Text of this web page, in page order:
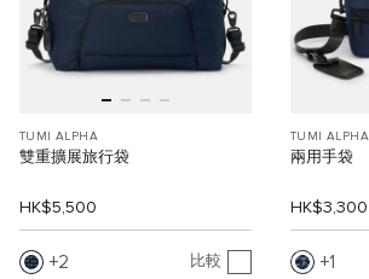
TUMI ALPHA
雙重擴展旅行袋
HK$5,500
2 比較
TUMI ALPHA
兩用手袋
HK$3,300
1